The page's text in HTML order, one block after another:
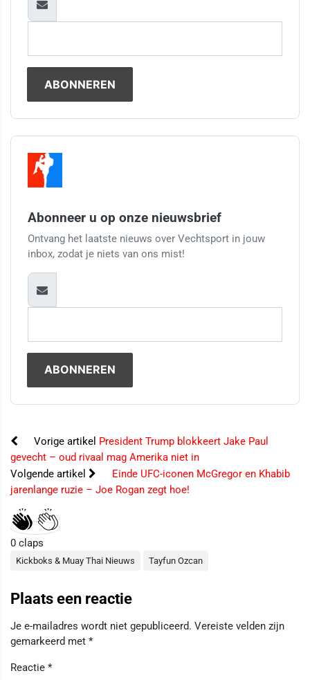
Abonneer u op onze nieuwsbrief
Ontvang het laatste nieuws over Vechtsport in jouw
inbox, zodat je niets van ons mist!
Vorige artikel President Trump blokkeert Jake Paul
gevecht – oud rivaal mag Amerika niet in
Volgende artikel
Einde UFC-iconen McGregor en Khabib
jarenlange ruzie – Joe Rogan zegt hoe!
0 claps
Kickboks & Muay Thai Nieuws Tayfun Ozcan
Plaats een reactie
Je e-mailadres wordt niet gepubliceerd. Vereiste velden zijn
gemarkeerd met *
Reactie *